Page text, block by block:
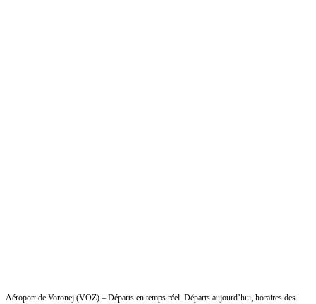
Aéroport de Voronej (VOZ) – Départs en temps réel. Départs aujourd’hui, horaires des